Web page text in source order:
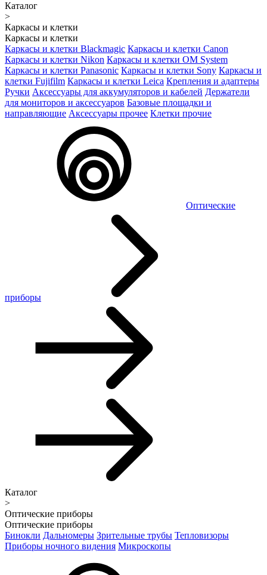
Каталог
>
Каркасы и клетки
Каркасы и клетки
Каркасы и клетки Blackmagic Каркасы и клетки Canon
Каркасы и клетки Nikon Каркасы и клетки OM System
Каркасы и клетки Panasonic Каркасы и клетки Sony Каркасы и
клетки Fujifilm Каркасы и клетки Leica Крепления и адаптеры
Ручки Аксессуары для аккумуляторов и кабелей Держатели
для мониторов и аксессуаров Базовые площадки и
направляющие Аксессуары прочее Клетки прочие
Оптические
приборы
Каталог
>
Оптические приборы
Оптические приборы
Бинокли Дальномеры Зрительные трубы Тепловизоры
Приборы ночного видения Микроскопы